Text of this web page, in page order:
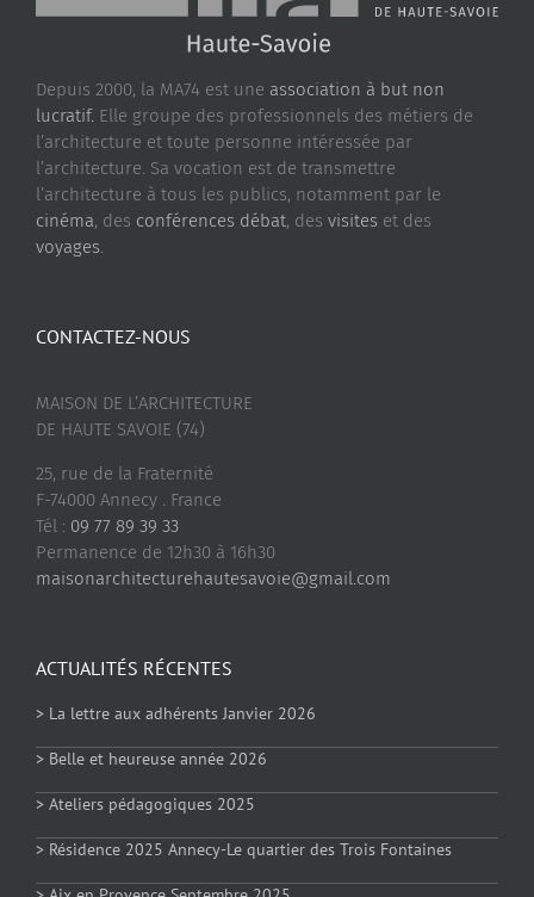
Depuis 2000, la MA74 est une association à but non
lucratif. Elle groupe des professionnels des métiers de
l’architecture et toute personne intéressée par
l’architecture. Sa vocation est de transmettre
l’architecture à tous les publics, notamment par le
cinéma, des conférences débat, des visites et des
voyages
ACTUALITÉS RÉCENTES
> La lettre aux adhérents Janvier 2026
> Belle et heureuse année 2026
> Ateliers pédagogiques 2025
> Résidence 2025 Annecy-Le quartier des Trois Fontaines
CONTACTEZ-NOUS
MAISON DE L’ARCHITECTURE
DE HAUTE SAVOIE (74)
25, rue de la Fraternité
F-74000 Annecy . France
Tél : 09 77 89 39 33
Permanence de 12h30 à 16h30
maisonarchitecturehautesavoie@gmail.com